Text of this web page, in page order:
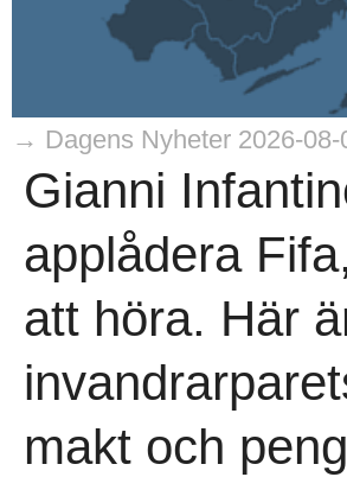
→ Dagens Nyheter 2026-08-
Gianni
applådera
att höra. Här
makt och